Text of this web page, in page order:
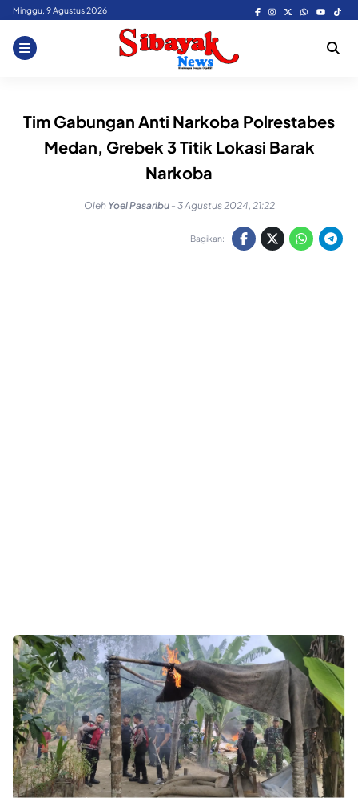
Skip
content
Minggu, 9 Agustus 2026
Tim Gabungan Anti Narkoba Polrestabes
Medan, Grebek 3 Titik Lokasi Barak
Narkoba
Oleh Yoel Pasaribu - 3 Agustus 2024, 21:22
Bagikan: